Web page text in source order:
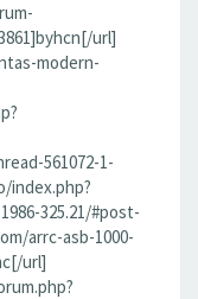
url]
modern-
561072-1-
index.php?
325.21/#post-
arrc-asb-1000-
url]